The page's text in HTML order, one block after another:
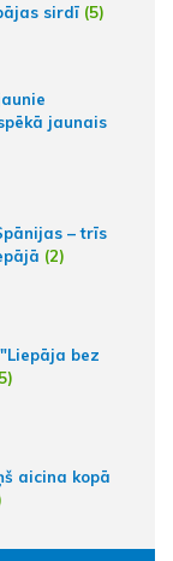
sirdī (5)
jaunais
– trīs
(2)
bez
aicina kopā